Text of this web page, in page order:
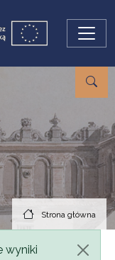
Strona główna
wyniki